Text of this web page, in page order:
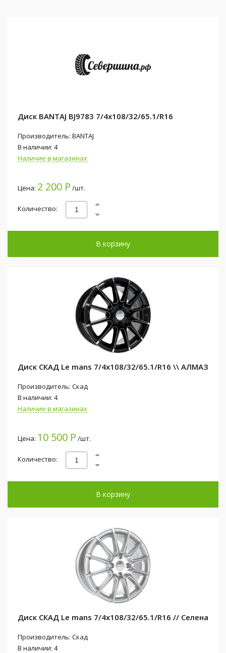
Диск BANTAJ BJ9783 7/4x108/32/65.1/R16
Производитель: BANTAJ
В наличии: 4
Наличие в магазинах
Цена: 2 200 Р /шт.
Количество:
В корзину
Диск СКАД Le mans 7/4x108/32/65.1/R16 \\ АЛМАЗ
Производитель: Скад
В наличии: 4
Наличие в магазинах
Цена: 10 500 Р /шт.
Количество:
В корзину
Диск СКАД Le mans 7/4x108/32/65.1/R16 // Селена
Производитель: Скад
В наличии: 4